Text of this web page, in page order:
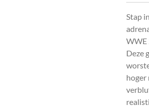
Stap
WWE
Deze
hoger